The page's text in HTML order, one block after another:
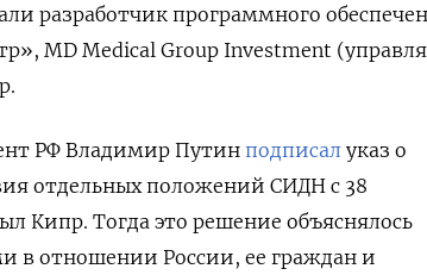
разработчик программного
MD Medical Group Investment
РФ Владимир Путин подписал указ о
отдельных положений СИДН с 38
Кипр. Тогда это решение объяснялось
в отношении России, ее граждан и